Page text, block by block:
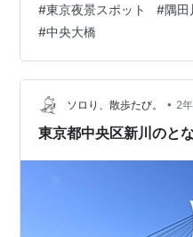
ドラマのロケになっている
端リバーシティをはじめと
大橋、相生橋、永代橋の
り屋形船が行き交うよう
い。 photohito.co…
#東京夜景スポット #隅田
#中央大橋
ソロり、散歩たび。 • 2
東京都中央区新川のと